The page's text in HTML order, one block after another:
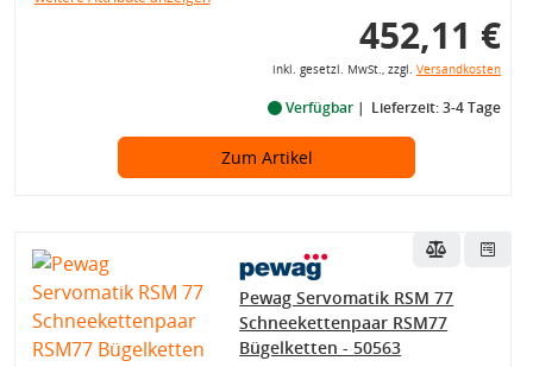
452,11 €
inkl. gesetzl. MwSt., zzgl. Versandkosten
Verfügbar Lieferzeit: 3-4 Tage
Zum Artikel
Pewag Servomatik RSM 77
Schneekettenpaar RSM77
Bügelketten - 50563